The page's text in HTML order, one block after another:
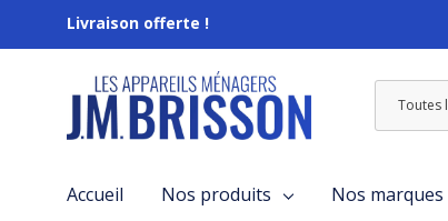
Livraison offerte !
Toutes
les
Accueil Nos produits Nos marques